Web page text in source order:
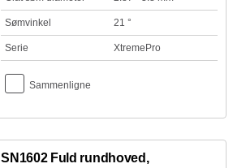
Sømvinkel 21 °
Serie XtremePro
Sammenligne
SN1602 Fuld rundhoved,